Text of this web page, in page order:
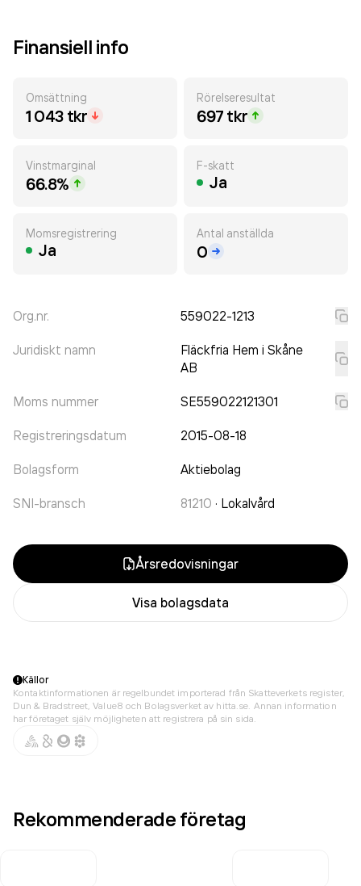
Finansiell info
Omsättning
1 043 tkr
Rörelseresultat
697 tkr
Vinstmarginal
66.8%
F-skatt
Ja
Momsregistrering
Ja
Antal anställda
0
Org.nr. 559022-1213
Juridiskt namn
Fläckfria Hem i Skåne
AB
Moms nummer SE559022121301
Registreringsdatum 2015-08-18
Bolagsform Aktiebolag
SNI-bransch 81210 · Lokalvård
Årsredovisningar
Visa bolagsdata
Källor
Kontaktinformationen är regelbundet importerad från Skatteverkets register,
Dun & Bradstreet, Value8 och Bolagsverket av hitta.se. Annan information
har företaget själv möjligheten att registrera på sin sida.
Rekommenderade företag